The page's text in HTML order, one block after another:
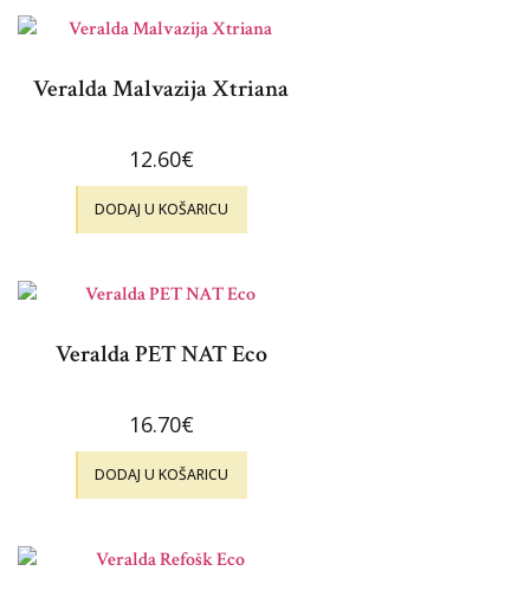
Veralda Malvazija Xtriana
12.60€
DODAJ U KOŠARICU
Veralda PET NAT Eco
16.70€
DODAJ U KOŠARICU